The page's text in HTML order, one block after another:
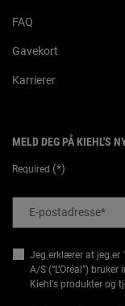
FAQ
Gavekort
Karrierer
MELD DEG PÅ KIEHL'S
Required (*)
E-postadresse*
Jeg erklærer at jeg er
A/S (“L’Oréal”)
Kiehl's produkter og